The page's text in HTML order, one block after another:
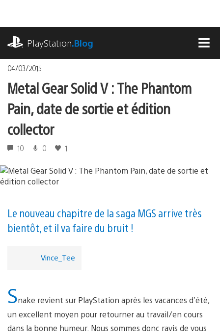
contenu
PlayStation.Blog
04/03/2015
Metal Gear Solid V : The Phantom
Pain, date de sortie et édition
collector
10 0 1
Le nouveau chapitre de la saga MGS arrive très
bientôt, et il va faire du bruit !
Vince_Tee
Snake revient sur PlayStation après les vacances d’été,
un excellent moyen pour retourner au travail/en cours
dans la bonne humeur. Nous sommes donc ravis de vous